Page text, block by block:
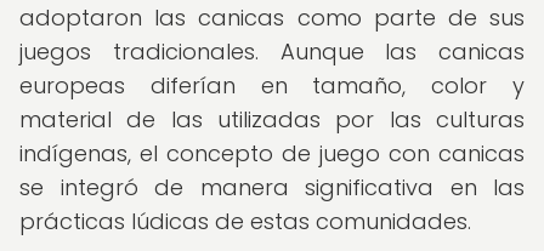
adoptaron las canicas como parte de sus
juegos tradicionales. Aunque las canicas
europeas diferían en tamaño, color y
material de las utilizadas por las culturas
indígenas, el concepto de juego con canicas
se integró de manera significativa en las
prácticas lúdicas de estas comunidades.